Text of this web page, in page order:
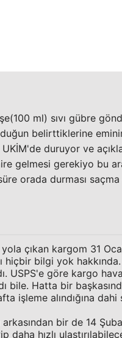
ml) sıvı gübre
belirttiklerine
duruyor ve
gelmesi gerekiyo bu
orada durması
çıkan kargom 31
hiçbir bilgi yok
USPS'e göre kargo
bile. Hatta bir
işleme alındığına dahi
arkasından bir de 14
daha hızlı